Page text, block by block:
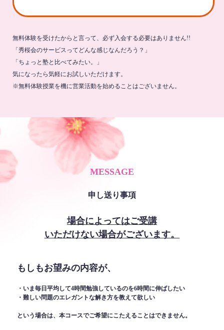
無料体験を受けたからと言って、必ず入会する必要はありません!!
「秀桜会のサービスってどんな感じなんだろう？」
「ちょっと塾と比べてみたい。」
気になったら気軽にお試しいただけます。
※無料体験授業を機に営業活動を始めることはございません。
MESSAGE
申し送り事項
場合によってはご受講
いただけない場合がございます。
もしもお望みの内容が、
・いま毎日平均して4時間勉強しているのを6時間に伸ばしたい
・難しい問題のエレガントな解き方を教えて欲しい
という場合は、本コースでご希望にこたえることはできません。